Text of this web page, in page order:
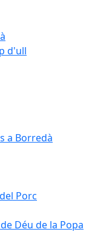
d'ull
a Borredà
Porc
Déu de la Popa